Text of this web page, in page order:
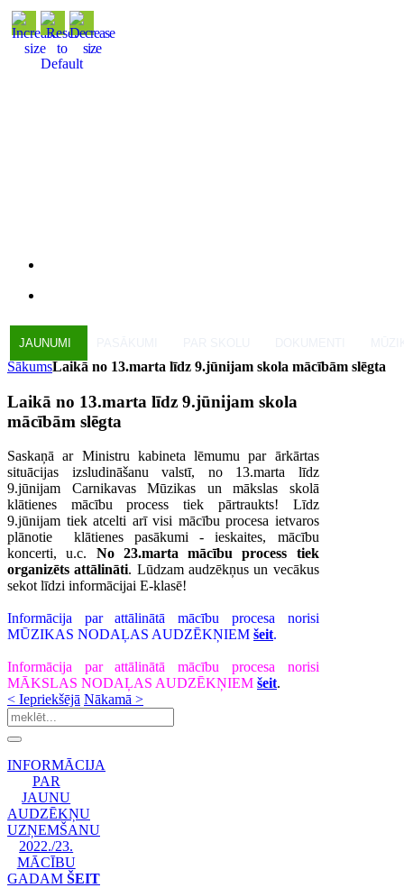
JAUNUMI
SākumsLaikā no 13.marta līdz 9.jūnijam skola mācībām slēgta
Laikā no 13.marta līdz 9.jūnijam skola
mācībām slēgta
Saskaņā ar Ministru kabineta lēmumu par ārkārtas
situācijas izsludināšanu valstī, no 13.marta līdz
9.jūnijam Carnikavas Mūzikas un mākslas skolā
klātienes mācību process tiek pārtraukts! Līdz
9.jūnijam tiek atcelti arī visi mācību procesa ietvaros
plānotie klātienes pasākumi - ieskaites, mācību
koncerti, u.c. No 23.marta mācību process tiek
organizēts attālināti. Lūdzam audzēkņus un vecākus
sekot līdzi informācijai E-klasē!
Informācija par attālinātā mācību procesa norisi
MŪZIKAS NODAĻAS AUDZĒKŅIEM šeit.
Informācija par attālinātā mācību procesa norisi
MĀKSLAS NODAĻAS AUDZĒKŅIEM šeit.
< Iepriekšējā Nākamā >
INFORMĀCIJA
PAR
JAUNU
AUDZĒKŅU
UZŅEMŠANU
2022./23.
MĀCĪBU
GADAM ŠEIT